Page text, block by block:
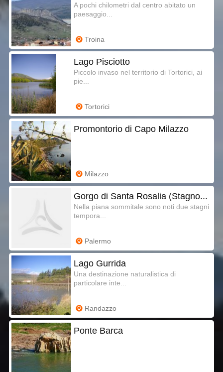
A pochi chilometri dal centro abitato un
paesaggio...
Troina
Lago Pisciotto
Piccolo invaso nel territorio di Tortorici, ai
pie...
Tortorici
Promontorio di Capo Milazzo
Milazzo
Gorgo di Santa Rosalia (Stagno...
Nella piana sommitale sono noti due stagni
tempora...
Palermo
Lago Gurrida
Una destinazione naturalistica di
particolare inte...
Randazzo
Ponte Barca